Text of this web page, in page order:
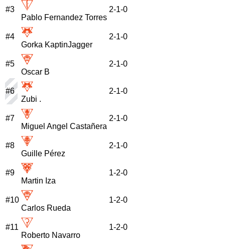
#3
Pablo Fernandez Torres
2-1-0
#4
Gorka KaptinJagger
2-1-0
#5
Oscar B
2-1-0
#6
Zubi .
2-1-0
#7
Miguel Angel Castañera
2-1-0
#8
Guille Pérez
2-1-0
#9
Martin Iza
1-2-0
#10
Carlos Rueda
1-2-0
#11
Roberto Navarro
1-2-0